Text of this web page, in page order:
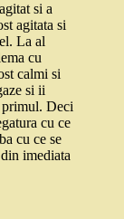
si a
agitata si
La al
cu
calmi si
si ii
primul. Deci
cu ce
cu ce se
imediata